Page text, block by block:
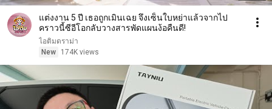
แต่งงาน 5 ปี เธอถูกเมินเฉย จึงเซ็นใบหย่าแล้วจากไป
คราวนี้ซีอีโอกลับวางสารพัดแผนง้อคืนดี!
ไอติมดราม่า
New
174K views